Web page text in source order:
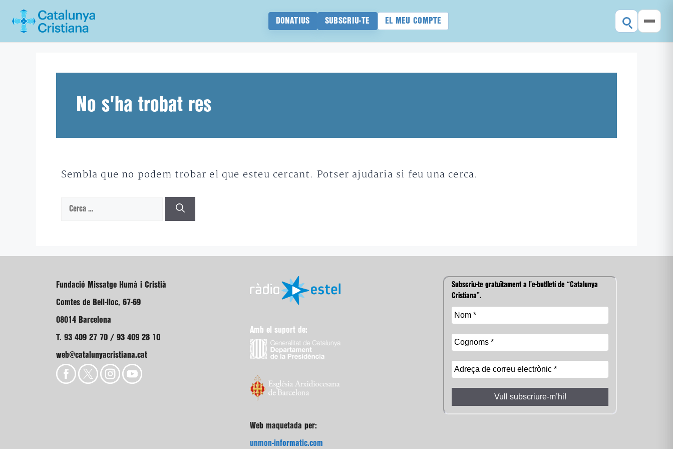
DONATIUS SUBSCRIU-TE EL MEU COMPTE
No s'ha trobat res
Sembla que no podem trobar el que esteu cercant. Potser ajudaria si feu una cerca.
Cerca:
Fundació Missatge Humà i Cristià
Comtes de Bell-lloc, 67-69
08014 Barcelona
T. 93 409 27 70 / 93 409 28 10
web@catalunyacristiana.cat
Amb el suport de:
Web maquetada per:
unmon-informatic.com
Subscriu-te gratuïtament a l’e-butlletí de “Catalunya
Cristiana”.